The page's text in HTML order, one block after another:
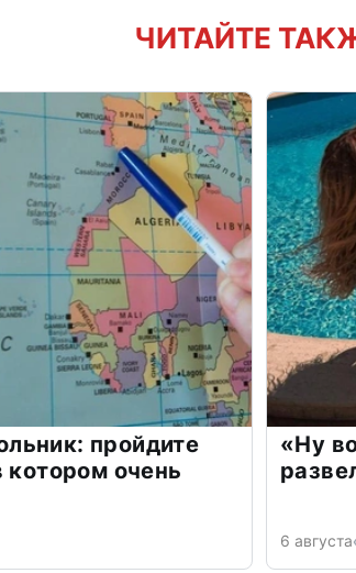
ЧИТАЙТЕ
пройдите
котором очень
«Ну
6 августа